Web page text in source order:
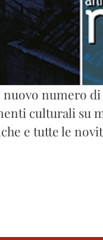
nuovo numero di
culturali su
e tutte le